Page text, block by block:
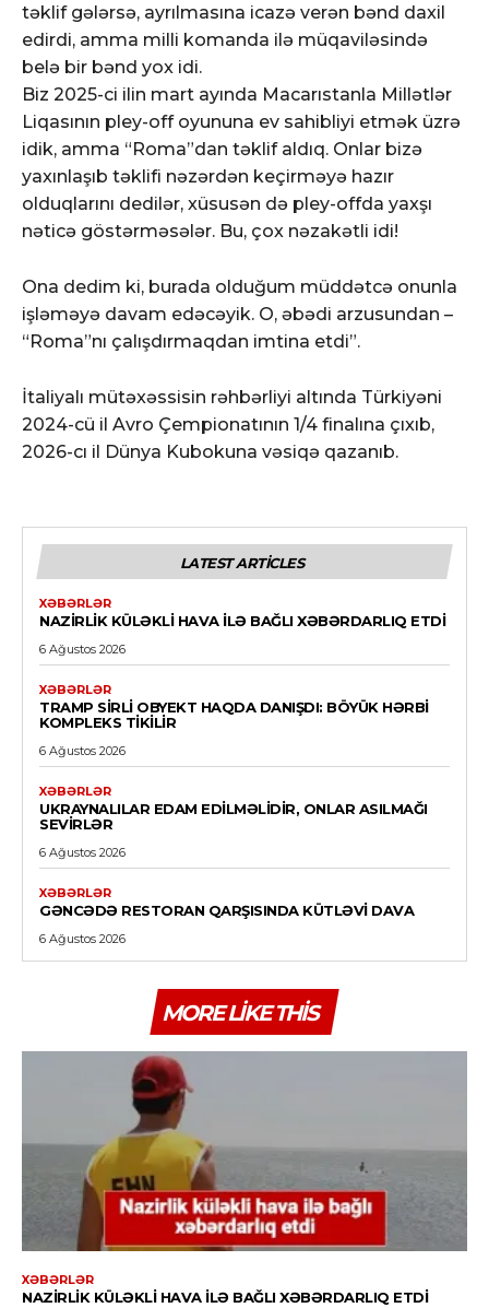
təklif gələrsə, ayrılmasına icazə verən bənd daxil
edirdi, amma milli komanda ilə müqaviləsində
belə bir bənd yox idi.
Biz 2025-ci ilin mart ayında Macarıstanla Millətlər
Liqasının pley-off oyununa ev sahibliyi etmək üzrə
idik, amma “Roma”dan təklif aldıq. Onlar bizə
yaxınlaşıb təklifi nəzərdən keçirməyə hazır
olduqlarını dedilər, xüsusən də pley-offda yaxşı
nəticə göstərməsələr. Bu, çox nəzakətli idi!
Ona dedim ki, burada olduğum müddətcə onunla
işləməyə davam edəcəyik. O, əbədi arzusundan –
“Roma”nı çalışdırmaqdan imtina etdi”.
İtaliyalı mütəxəssisin rəhbərliyi altında Türkiyəni
2024-cü il Avro Çempionatının 1/4 finalına çıxıb,
2026-cı il Dünya Kubokuna vəsiqə qazanıb.
LATEST ARTICLES
XƏBƏRLƏR
NAZIRLIK KÜLƏKLI HAVA ILƏ BAĞLI XƏBƏRDARLIQ ETDI
6 Ağustos 2026
XƏBƏRLƏR
TRAMP SIRLI OBYEKT HAQDA DANIŞDI: BÖYÜK HƏRBI
KOMPLEKS TIKILIR
6 Ağustos 2026
XƏBƏRLƏR
UKRAYNALILAR EDAM EDILMƏLIDIR, ONLAR ASILMAĞI
SEVIRLƏR
6 Ağustos 2026
XƏBƏRLƏR
GƏNCƏDƏ RESTORAN QARŞISINDA KÜTLƏVI DAVA
6 Ağustos 2026
MORE LIKE THIS
XƏBƏRLƏR
NAZIRLIK KÜLƏKLI HAVA ILƏ BAĞLI XƏBƏRDARLIQ ETDI